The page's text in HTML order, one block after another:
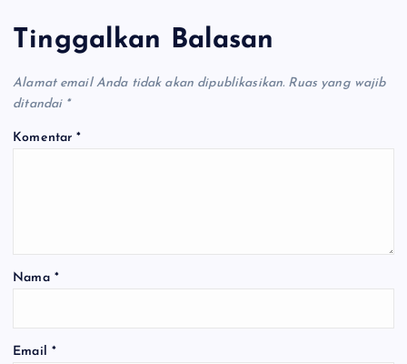
Tinggalkan Balasan
Alamat email Anda tidak akan dipublikasikan. Ruas yang wajib
ditandai *
Komentar*
Nama *
Email *